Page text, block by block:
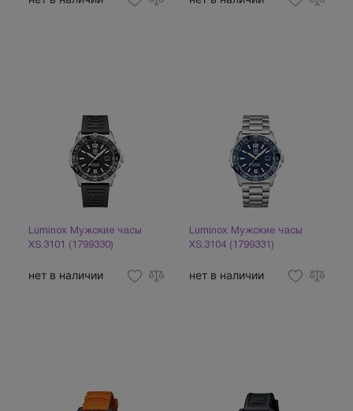
Luminox Мужские часы
XS.3101 (1799330)
нет в наличии
Luminox Мужские часы
XS.3104 (1799331)
нет в наличии